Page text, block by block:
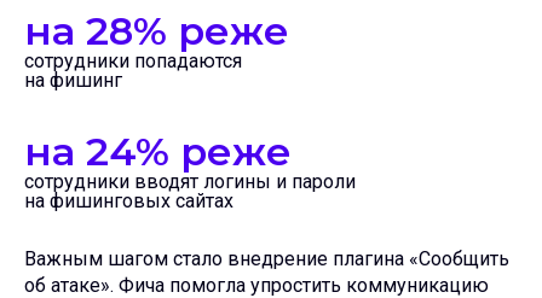
на 28% реже
сотрудники попадаются
на фишинг
на 24% реже
сотрудники вводят логины и пароли
на фишинговых сайтах
Важным шагом стало внедрение плагина «Сообщить
об атаке». Фича помогла упростить коммуникацию